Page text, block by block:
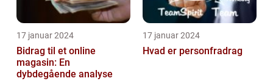
17 januar 2024
Bidrag til et online
magasin: En
dybdegående analyse
17 januar 2024
Hvad er personfradrag